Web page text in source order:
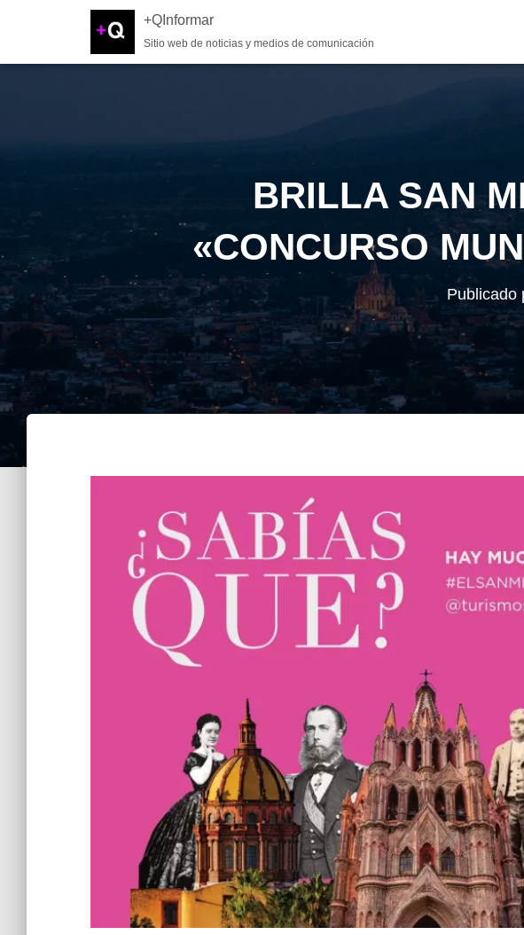
+QInformar
Sitio web de noticias y medios de comunicación
BRILLA SAN
«CONCURSO
Publicado